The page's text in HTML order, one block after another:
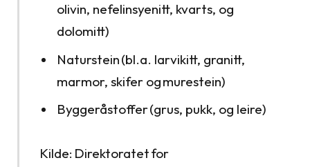
olivin, nefelinsyenitt, kvarts, og
dolomitt)
Naturstein (bl.a. larvikitt, granitt,
marmor, skifer og murestein)
Byggeråstoffer (grus, pukk, og leire)
Kilde: Direktoratet for